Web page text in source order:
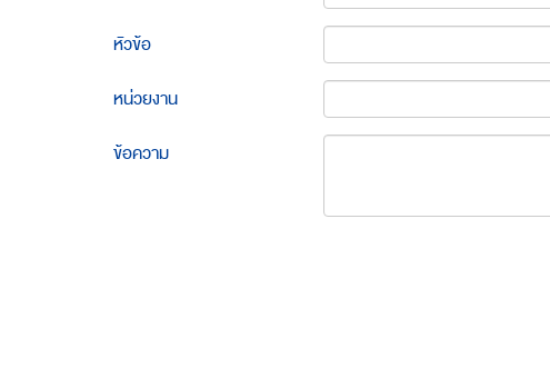
หัวข้อ
หน่วยงาน
ข้อความ